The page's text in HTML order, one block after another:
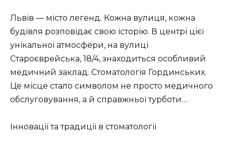
Львів — місто легенд. Кожна вулиця, кожна
будівля розповідає свою історію. В центрі цієї
унікальної атмосфери, на вулиці
Староєврейська, 18/4, знаходиться особливий
медичний заклад. Стоматологія Гординських.
Це місце стало символом не просто медичного
обслуговування, а й справжньої турботи…
Інновації та традиції в стоматології